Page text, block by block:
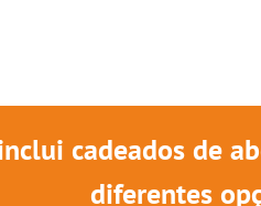
cadeados de
diferentes